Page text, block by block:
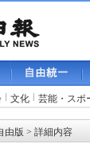
文化 芸能・スポ
由版 > 詳細内容